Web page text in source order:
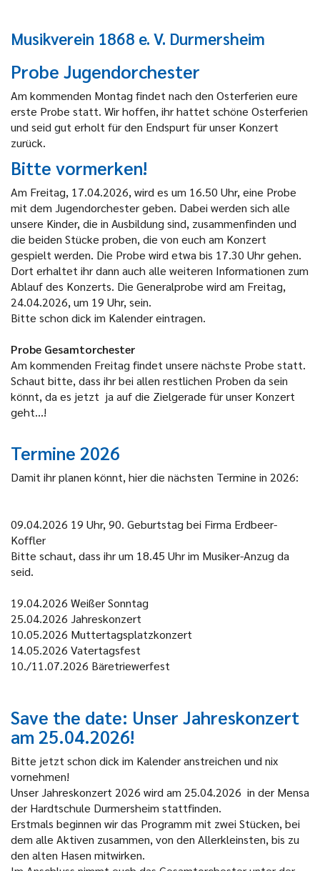
Musikverein 1868 e. V. Durmersheim
Probe Jugendorchester
Am kommenden Montag findet nach den Osterferien eure
erste Probe statt. Wir hoffen, ihr hattet schöne Osterferien
und seid gut erholt für den Endspurt für unser Konzert
zurück.
Bitte vormerken!
Am Freitag, 17.04.2026, wird es um 16.50 Uhr, eine Probe
mit dem Jugendorchester geben. Dabei werden sich alle
unsere Kinder, die in Ausbildung sind, zusammenfinden und
die beiden Stücke proben, die von euch am Konzert
gespielt werden. Die Probe wird etwa bis 17.30 Uhr gehen.
Dort erhaltet ihr dann auch alle weiteren Informationen zum
Ablauf des Konzerts. Die Generalprobe wird am Freitag,
24.04.2026, um 19 Uhr, sein.
Bitte schon dick im Kalender eintragen.
Probe Gesamtorchester
Am kommenden Freitag findet unsere nächste Probe statt.
Schaut bitte, dass ihr bei allen restlichen Proben da sein
könnt, da es jetzt ja auf die Zielgerade fürunser Konzert
geht...!
Termine 2026
Damit ihr planen könnt, hier die nächsten Termine in 2026:
09.04.2026 19 Uhr, 90. Geburtstag bei Firma Erdbeer-
Koffler
Bitte schaut, dass ihr um 18.45 Uhrim Musiker-Anzug da
seid.
19.04.2026 Weißer Sonntag
25.04.2026 Jahreskonzert
10.05.2026 Muttertagsplatzkonzert
14.05.2026 Vatertagsfest
10./11.07.2026 Bäretriewerfest
Save the date: Unser Jahreskonzert
am 25.04.2026!
Bitte jetzt schon dick im Kalender anstreichen und nix
vornehmen!
Unser Jahreskonzert 2026 wird am 25.04.2026 in der Mensa
der Hardtschule Durmersheim stattfinden.
Erstmals beginnen wir das Programm mit zwei Stücken, bei
dem alle Aktiven zusammen, von den Allerkleinsten, bis zu
den alten Hasen mitwirken.